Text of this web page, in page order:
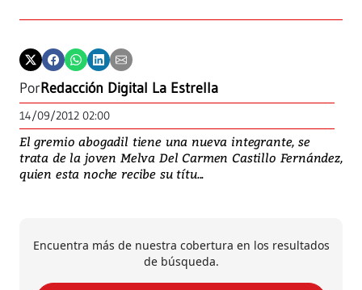
PorRedacción Digital La Estrella
14/09/2012 02:00
El gremio abogadil tiene una nueva integrante, se
trata de la joven Melva Del Carmen Castillo Fernández,
quien esta noche recibe su títu...
Encuentra más de nuestra cobertura en los resultados
de búsqueda.